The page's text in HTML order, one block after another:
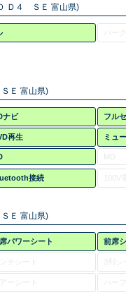
Ｄ４ ＳＥ 富山県)
Ｅ 富山県)
ナビ フル
再生 ミュ
MD
接続 100V
Ｅ 富山県)
パワーシート 前席
3列シ